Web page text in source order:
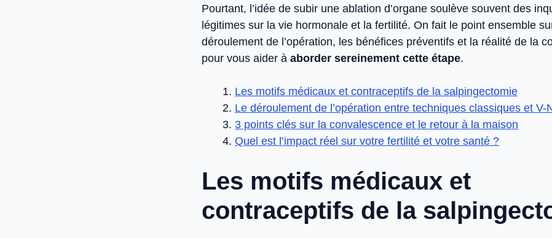
Pourtant, l’idée de subir une ablation d’organe soulève souvent des
légitimes sur la vie hormonale et la fertilité. On fait le point ensemble
déroulement de l’opération, les bénéfices préventifs et la réalité de la
pour vous aider à aborder sereinement cette étape.
Les motifs médicaux et contraceptifs de la salpingectomie
Le déroulement de l’opération entre techniques classiques et V-
3 points clés sur la convalescence et le retour à la maison
Quel est l’impact réel sur votre fertilité et votre santé ?
Les motifs médicaux et
contraceptifs de la